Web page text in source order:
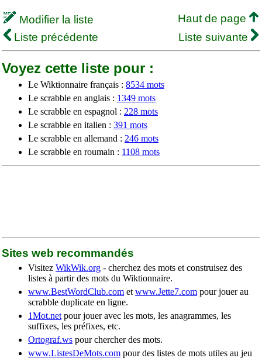
Modifier la liste
Haut de page
Liste précédente
Liste suivante
Voyez cette liste pour :
Le Wiktionnaire français : 8534 mots
Le scrabble en anglais : 1349 mots
Le scrabble en espagnol : 228 mots
Le scrabble en italien : 391 mots
Le scrabble en allemand : 246 mots
Le scrabble en roumain : 1108 mots
Sites web recommandés
Visitez WikWik.org - cherchez des mots et construisez des
listes à partir des mots du Wiktionnaire.
www.BestWordClub.com et www.Jette7.com pour jouer au
scrabble duplicate en ligne.
1Mot.net pour jouer avec les mots, les anagrammes, les
suffixes, les préfixes, etc.
Ortograf.ws pour chercher des mots.
www.ListesDeMots.com pour des listes de mots utiles au jeu